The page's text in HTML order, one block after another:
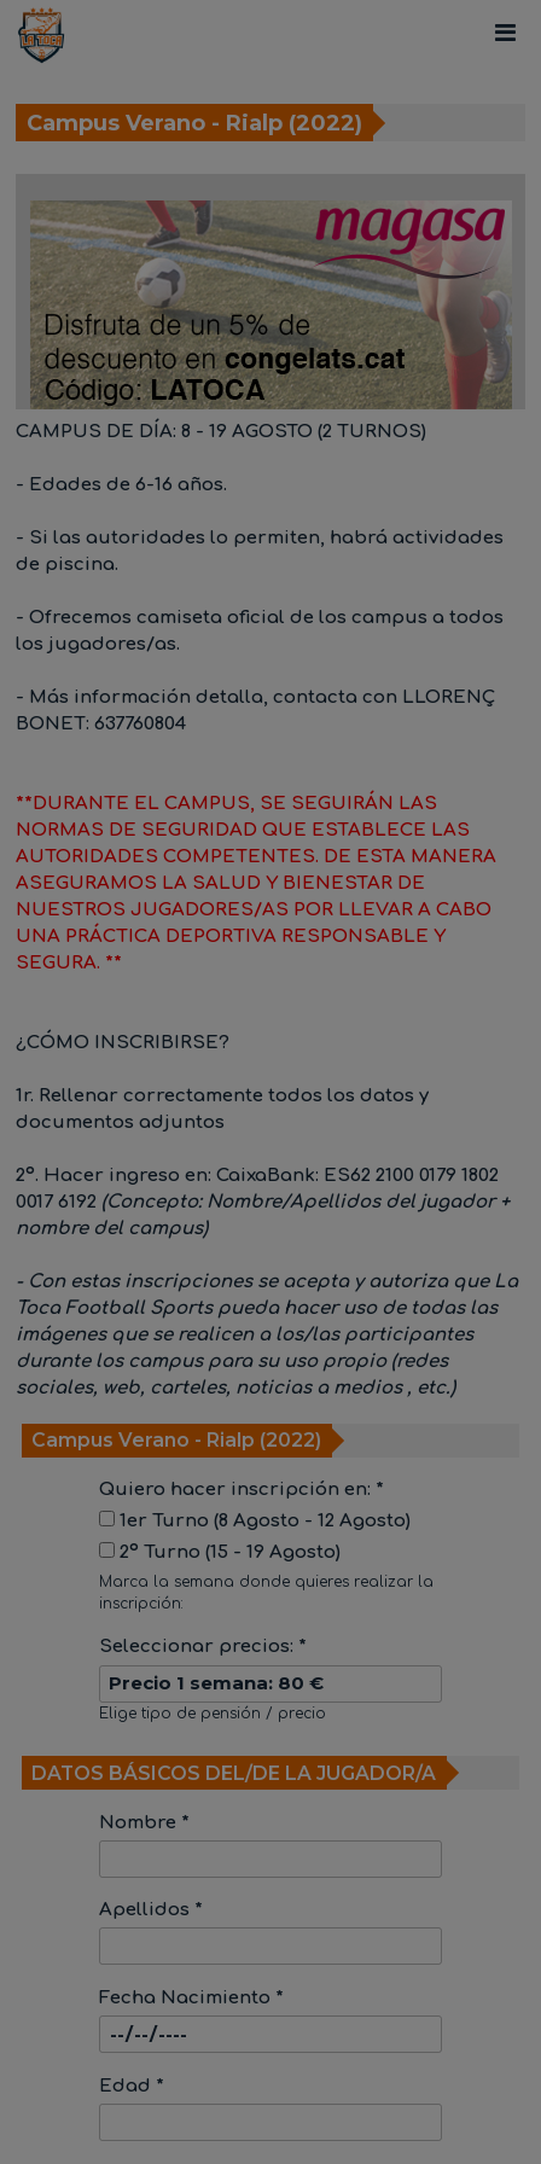
Campus Verano - Rialp (2022)
CAMPUS DE DÍA: 8 - 19 AGOSTO (2 TURNOS)
- Edades de 6-16 años.
- Si las autoridades lo permiten, habrá actividades
de piscina.
- Ofrecemoscamiseta oficial de los campus a todos
los jugadores/as.
- Más información detalla, contacta con LLORENÇ
BONET: 637760804
**DURANTE EL CAMPUS, SE SEGUIRÁN LAS
NORMAS DE SEGURIDAD QUE ESTABLECE LAS
AUTORIDADES COMPETENTES. DE ESTA MANERA
ASEGURAMOS LA SALUD Y BIENESTAR DE
NUESTROS JUGADORES/AS POR LLEVAR A CABO
UNA PRÁCTICA DEPORTIVA RESPONSABLE Y
SEGURA. **
¿CÓMO INSCRIBIRSE?
1r. Rellenar correctamente todos los datos y
documentos adjuntos
2º. Hacer ingreso en:CaixaBank: ES62 2100 0179 1802
0017 6192 (Concepto: Nombre/Apellidos del jugador +
nombre del campus)
- Con estas inscripciones se acepta y autoriza que La
Toca Football Sports pueda hacer uso de todas las
imágenes que se realicen a los/las participantes
durante los campus para su uso propio (redes
sociales, web, carteles, noticias a medios , etc.)
Campus Verano - Rialp (2022)
Quiero hacer inscripción en: *
1er Turno (8 Agosto - 12 Agosto)
2º Turno (15 - 19 Agosto)
Marca la semana donde quieres realizar la
inscripción:
Seleccionar precios: *
Elige tipo de pensión / precio
DATOS BÁSICOS DEL/DE LA JUGADOR/A
Nombre *
Apellidos *
Fecha Nacimiento *
Edad *